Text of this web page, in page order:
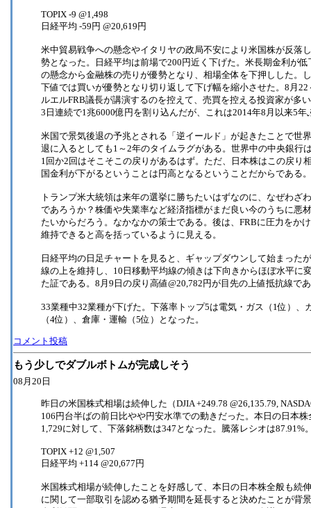
TOPIX -9 @1,498
日経平均 -59円 @20,619円
米中貿易戦争への懸念やイタリヤの政局不安により米国株が反落
勢となった。日経平均は前場で200円近く下げた。米長期金利が
の懸念から金融株の売りが優勢となり、相場全体を下押しした。
下値では買いが優勢となり切り返して下げ幅を縮小させた。8月
ルエルFRB議長が講演するのを控えて、売買を控える投資家が多
3日連続で1兆6000億円を割り込んだが、これは2014年8月以来5年
米国で景気後退の予兆とされる「逆イールド」が起きたことで世
退に入るとしても1～2年のタイムラグがある。世界中の中央銀行
1回か2回はそこそこの戻りがあるはず。ただ、日本株はこの戻り
国金利が下がるということは円高となるということだからである。
トランプ米大統領は来年の選挙に勝ちたいはずなのに、なぜわざ
であろうか？株価や失業率など経済指標がまだ良い今のうちに悪
たいからだろう。なかなかの策士である。後は、FRBに圧力をか
維持できると高を括っているように見える。
日経平均の日足チャートを見ると、ギャップダウンして始まった
線の上を維持し、10日移動平均線の傾きは下向きからほぼ水平に
た証である。8月9日の戻り高値@20,782円が目先の上値抵抗線で
33業種中32業種が下げた。下落率トップ5は電気・ガス（1位）
（4位）、倉庫・運輸（5位）となった。
コメント投稿
もう少しでダブルボトムが完成しそう
08月20日
昨日の米国株式相場は続伸した（DJIA +249.78 @26,135.79,
106円台半ばの前日比やや円安水準での動きだった。本日の日本
1,729に対して、下落銘柄数は347となった。騰落レシオは87.91%
TOPIX +12 @1,507
日経平均 +114 @20,677円
米国株式相場が続伸したことを好感して、本日の日本株全般も続
に関して一部取引を認める猶予期間を延長すると決めたことが背